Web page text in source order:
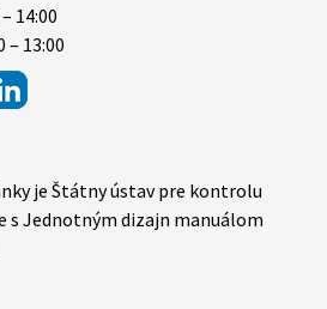
14:00
– 13:00
je Štátny ústav pre kontrolu
s Jednotným dizajn manuálom